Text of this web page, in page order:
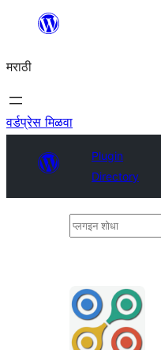
सामुग्रीवर
मराठी
वर्डप्रेस मिळवा
Plugin
Directory
प्लगइन